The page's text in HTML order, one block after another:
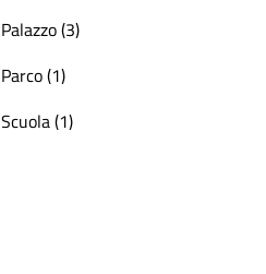
Palazzo (3)
Parco (1)
Scuola (1)